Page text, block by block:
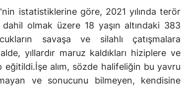
istatistiklerine göre, 2021 yılında terör
olmak üzere 18 yaşın altındaki 383
savaşa ve silahlı çatışmalara
yıllardır maruz kaldıkları hiziplere ve
eğitildi.İşe alım, sözde halifeliğin bu yavru
ve sonucunu bilmeyen, kendisine